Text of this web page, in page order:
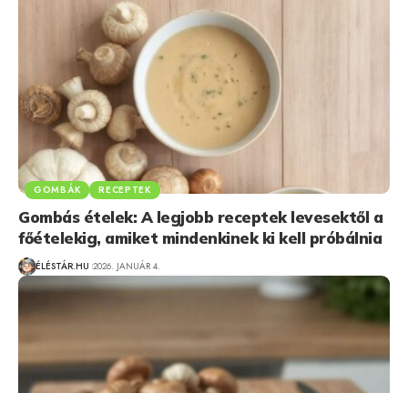
GOMBÁK RECEPTEK
Gombás ételek: A legjobb receptek levesektől a
főételekig, amiket mindenkinek ki kell próbálnia
ÉLÉSTÁR.HU 2026. JANUÁR 4.